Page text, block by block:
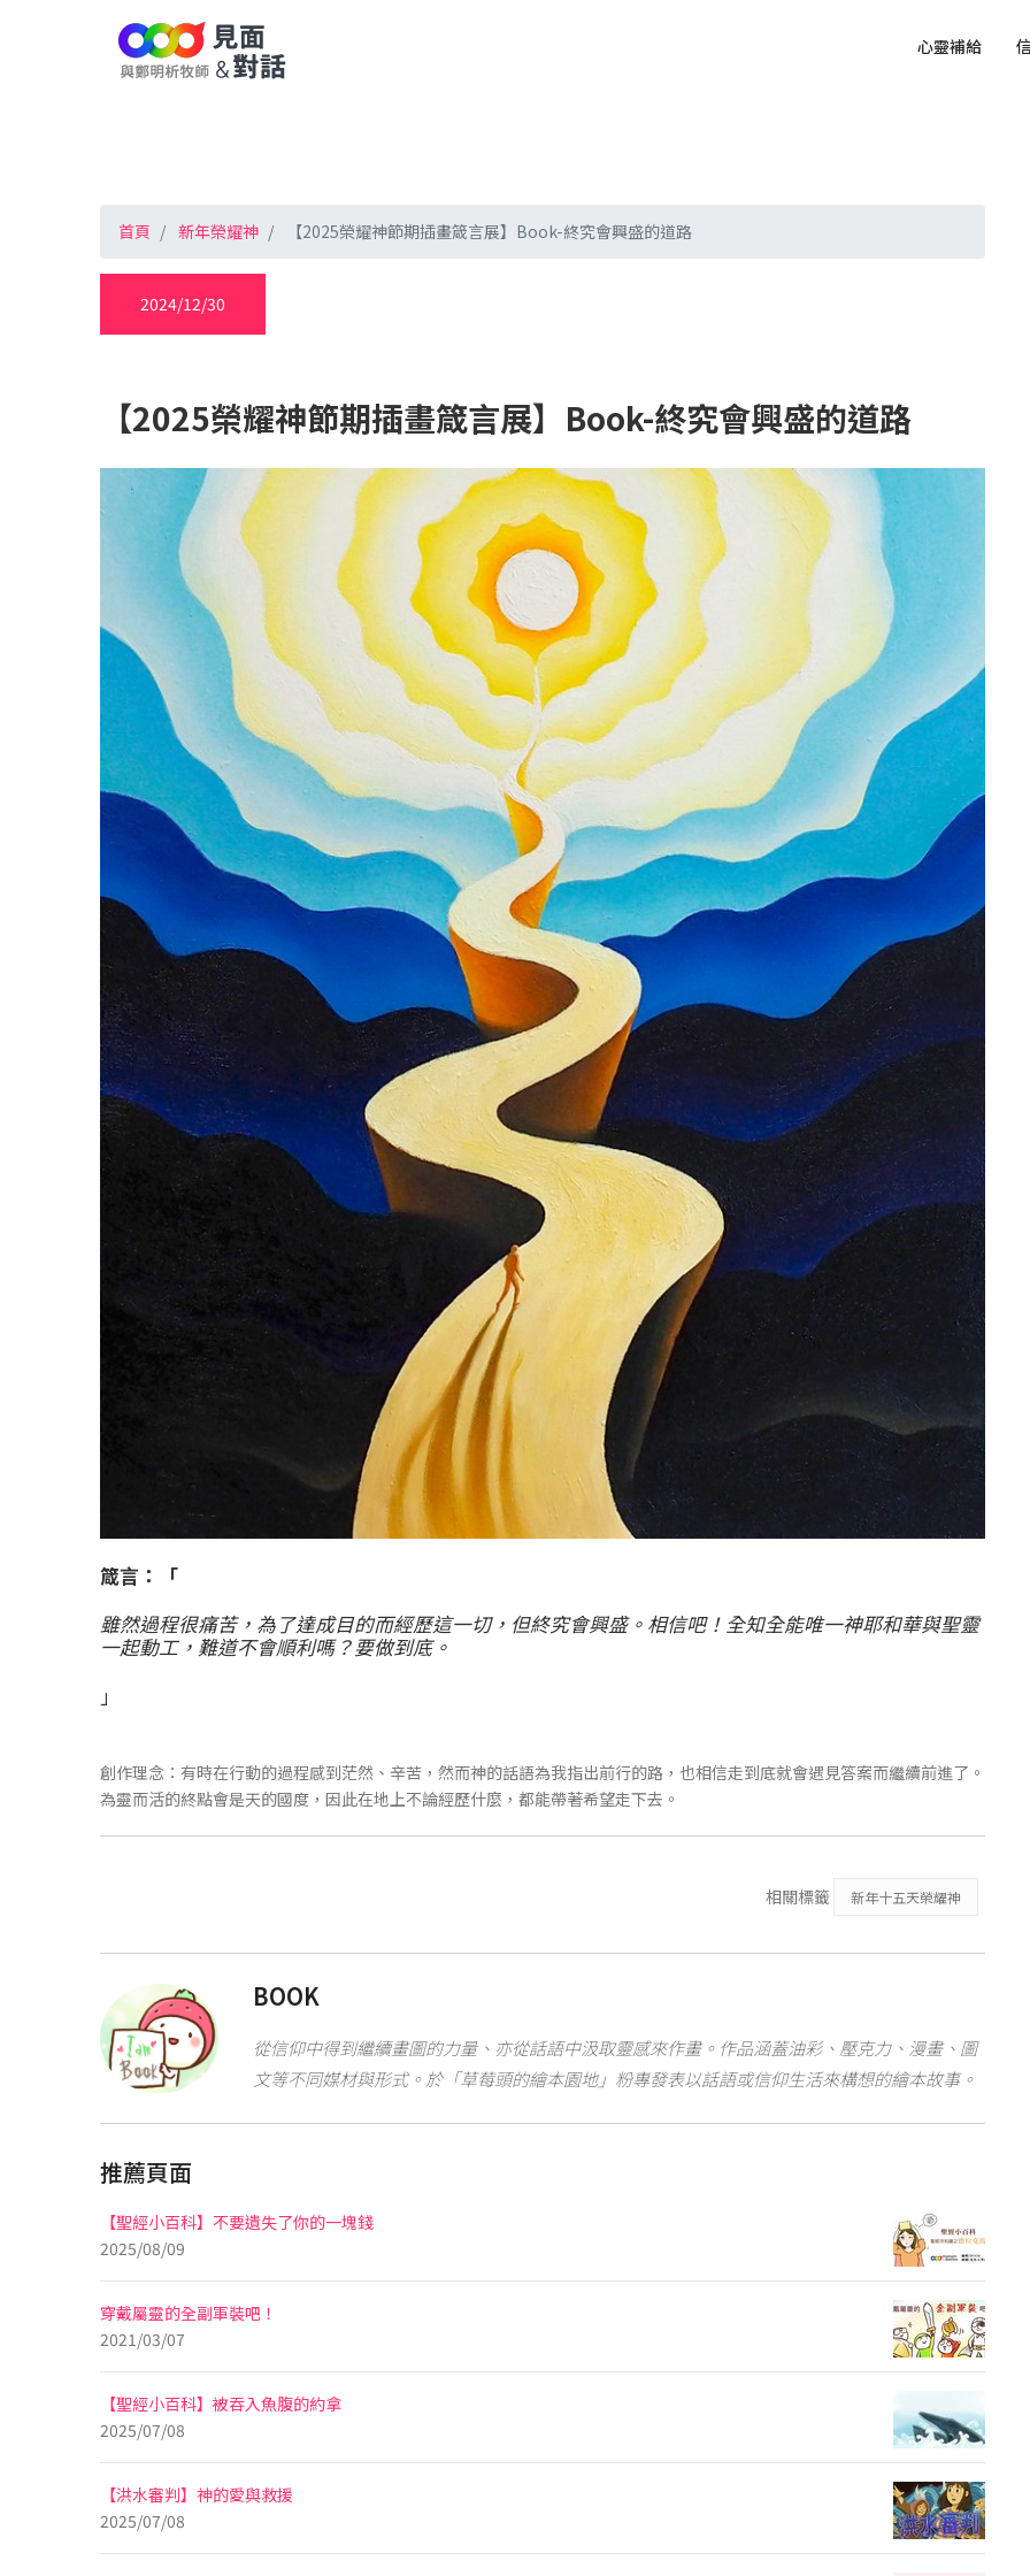
心靈補給
首頁 新年榮耀神 【2025榮耀神節期插畫箴言展】Book-終究會興盛的道路
2024/12/30
【2025榮耀神節期插畫箴言展】Book-終究會興盛的道路
箴言：「
雖然過程很痛苦，為了達成目的而經歷這一切，但終究會興盛。相信吧！全知全能唯一神耶和華與聖靈
一起動工，難道不會順利嗎？要做到底。
」
創作理念：有時在行動的過程感到茫然、辛苦，然而神的話語為我指出前行的路，也相信走到底就會遇見答案而繼續前進了。
為靈而活的終點會是天的國度，因此在地上不論經歷什麼，都能帶著希望走下去。
相關標籤 新年十五天榮耀神
BOOK
從信仰中得到繼續畫圖的力量、亦從話語中汲取靈感來作畫。作品涵蓋油彩、壓克力、漫畫、圖
文等不同媒材與形式。於「草莓頭的繪本園地」粉專發表以話語或信仰生活來構想的繪本故事。
推薦頁面
【聖經小百科】不要遺失了你的一塊錢
2025/08/09
穿戴屬靈的全副軍裝吧！
2021/03/07
【聖經小百科】被吞入魚腹的約拿
2025/07/08
【洪水審判】神的愛與救援
2025/07/08